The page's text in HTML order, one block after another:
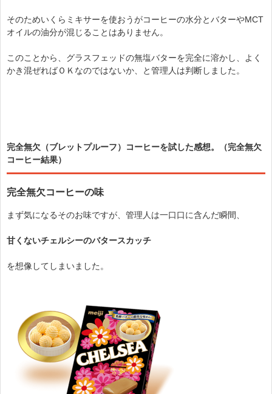
そのためいくらミキサーを使おうがコーヒーの水分とバターやMCT
オイルの油分が混じることはありません。
このことから、グラスフェッドの無塩バターを完全に溶かし、よく
かき混ぜればＯＫなのではないか、と管理人は判断しました。
完全無欠（ブレットプルーフ）コーヒーを試した感想。（完全無欠
コーヒー結果）
完全無欠コーヒーの味
まず気になるそのお味ですが、管理人は一口口に含んだ瞬間、
甘くないチェルシーのバタースカッチ
を想像してしまいました。